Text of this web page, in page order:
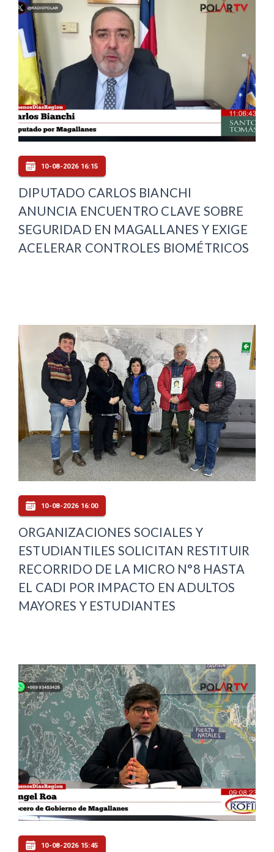
10-08-2026 16:15
DIPUTADO CARLOS BIANCHI
ANUNCIA ENCUENTRO CLAVE SOBRE
SEGURIDAD EN MAGALLANES Y EXIGE
ACELERAR CONTROLES BIOMÉTRICOS
10-08-2026 16:00
ORGANIZACIONES SOCIALES Y
ESTUDIANTILES SOLICITAN RESTITUIR
RECORRIDO DE LA MICRO N°8 HASTA
EL CADI POR IMPACTO EN ADULTOS
MAYORES Y ESTUDIANTES
10-08-2026 15:45